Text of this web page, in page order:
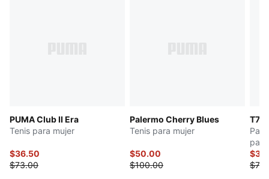
PUMA Club II Era
Tenis para mujer
$36.50
$73.00
Palermo Cherry Blues
Tenis para mujer
$50.00
$100.00
T7